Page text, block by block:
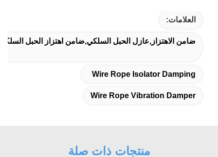
العلامات:
ضامن الاهتزاز,عازل الحبل السلكي,ضامن اهتزاز الحبل السلكي
Wire Rope Isolator Damping
Wire Rope Vibration Damper
منتجات ذات صلة